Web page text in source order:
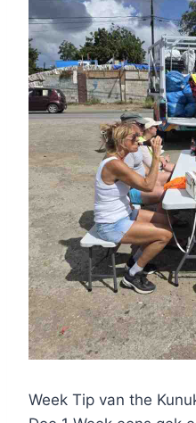
Week Tip van the